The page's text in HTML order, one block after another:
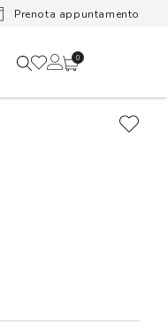
Lenti a
Prenota appuntamento
0